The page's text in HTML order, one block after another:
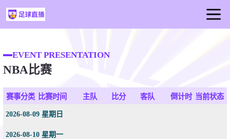
足球直播
篮球直播
足球视频
EVENT PRESENTATION
NBA比赛
赛事分类 比赛时间 主队 比分 客队 倒计时 当前状态
2026-08-09 星期日
2026-08-10 星期一